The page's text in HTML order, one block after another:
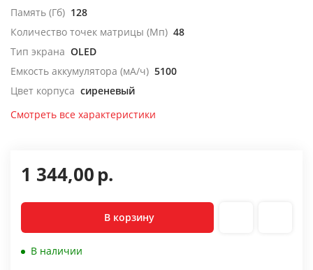
Память (Гб) 128
Количество точек матрицы (Мп) 48
Тип экрана OLED
Емкость аккумулятора (мА/ч) 5100
Цвет корпуса сиреневый
Смотреть все характеристики
1 344,00р.
В корзину
В наличии